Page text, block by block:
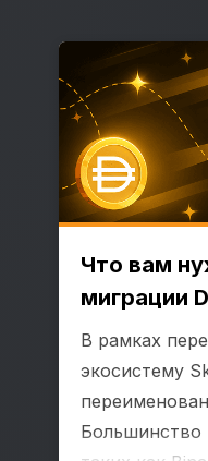
Что вам
миграции
В рамках
экосистему
Большинство